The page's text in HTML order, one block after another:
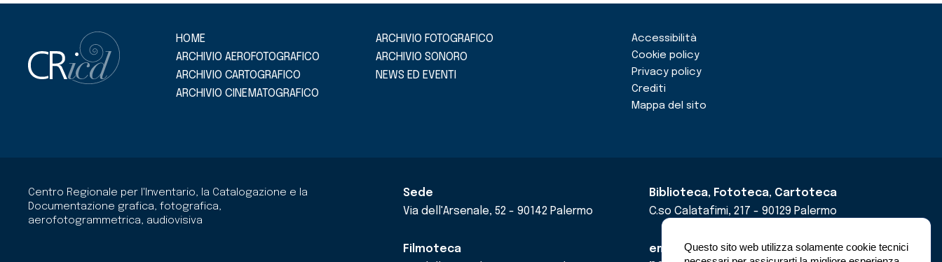
Questo sito web utilizza solamente cookie tecnici
HOME
ARCHIVIO AEROFOTOGRAFICO
ARCHIVIO CARTOGRAFICO
ARCHIVIO CINEMATOGRAFICO
ARCHIVIO FOTOGRAFICO
ARCHIVIO SONORO
NEWS ED EVENTI
Accessibilità
Cookie policy
Privacy policy
Crediti
Mappa del sito
Centro Regionale per l'Inventario, la Catalogazione e la
Documentazione grafica, fotografica,
aerofotogrammetrica, audiovisiva
Sede
Via dell'Arsenale, 52 - 90142 Palermo
Biblioteca, Fototeca, Cartoteca
C.so Calatafimi, 217 - 90129 Palermo
Filmoteca
email
cricd@regione.sicilia.it